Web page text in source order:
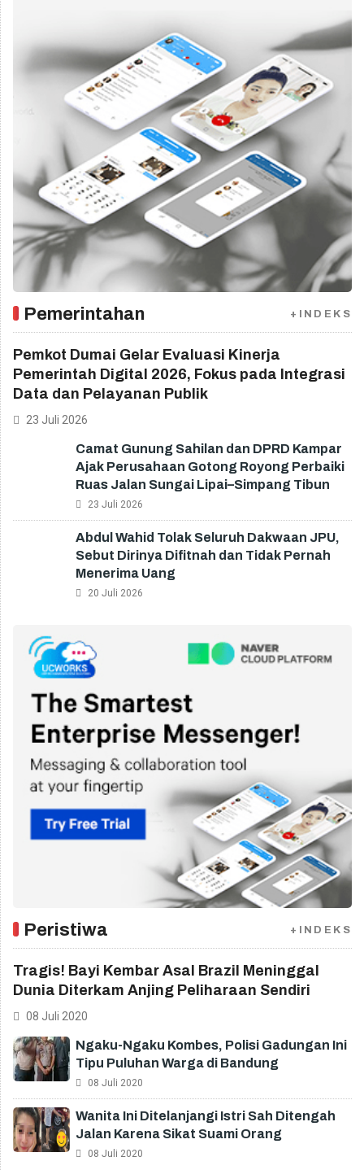
Pemerintahan +INDEKS
Pemkot Dumai Gelar Evaluasi Kinerja
Pemerintah Digital 2026, Fokus pada Integrasi
Data dan Pelayanan Publik
23 Juli 2026
Camat Gunung Sahilan dan DPRD Kampar
Ajak Perusahaan Gotong Royong Perbaiki
Ruas Jalan Sungai Lipai–Simpang Tibun
23 Juli 2026
Abdul Wahid Tolak Seluruh Dakwaan JPU,
Sebut Dirinya Difitnah dan Tidak Pernah
Menerima Uang
20 Juli 2026
Peristiwa +INDEKS
Tragis! Bayi Kembar Asal Brazil Meninggal
Dunia Diterkam Anjing Peliharaan Sendiri
08 Juli 2020
Ngaku-Ngaku Kombes, Polisi Gadungan Ini
Tipu Puluhan Warga di Bandung
08 Juli 2020
Wanita Ini Ditelanjangi Istri Sah Ditengah
Jalan Karena Sikat Suami Orang
08 Juli 2020